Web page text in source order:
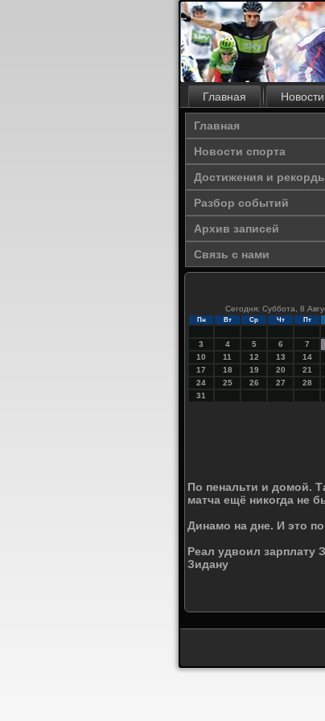
Главная Новости
Главная
Новости спорта
Достижения и
Разбор событий
Архив записей
Связь с нами
Сегодня: Суббота, 8
Пн Вт Ср Чт Пт
3
4 5 6 7
10
11 12 13 14
17
18 19 20 21
24
25 26 27 28
31
По пенальти и домой.
матча ещё никогда не
Динамо на дне. И это
Реал удвоил зарплату
Зидану